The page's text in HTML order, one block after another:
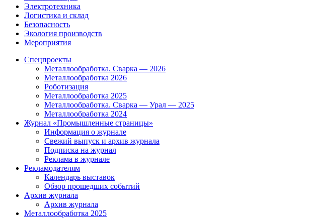
Электротехника
Логистика и склад
Безопасность
Экология производств
Мероприятия
Спецпроекты
Металлообработка. Сварка — 2026
Металлообработка 2026
Роботизация
Металлообработка 2025
Металлообработка. Сварка — Урал — 2025
Металлообработка 2024
Журнал «Промышленные страницы»
Информация о журнале
Свежий выпуск и архив журнала
Подписка на журнал
Реклама в журнале
Рекламодателям
Календарь выставок
Обзор прошедших событий
Архив журнала
Архив журнала
Металлообработка 2025